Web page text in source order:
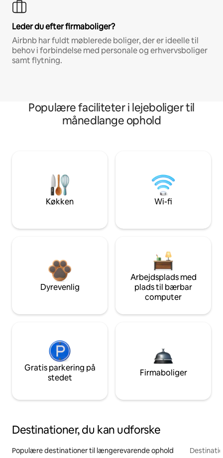
Leder du efter firmaboliger?
Airbnb har fuldt møblerede boliger, der er ideelle til
behov i forbindelse med personale og erhvervsboliger
samt flytning.
Populære faciliteter i lejeboliger til
månedlange ophold
Køkken Wi-fi
Dyrevenlig
Arbejdsplads med
plads til bærbar
computer
Gratis parkering på
stedet
Firmaboliger
Destinationer, du kan udforske
Populære destinationer til længerevarende ophold